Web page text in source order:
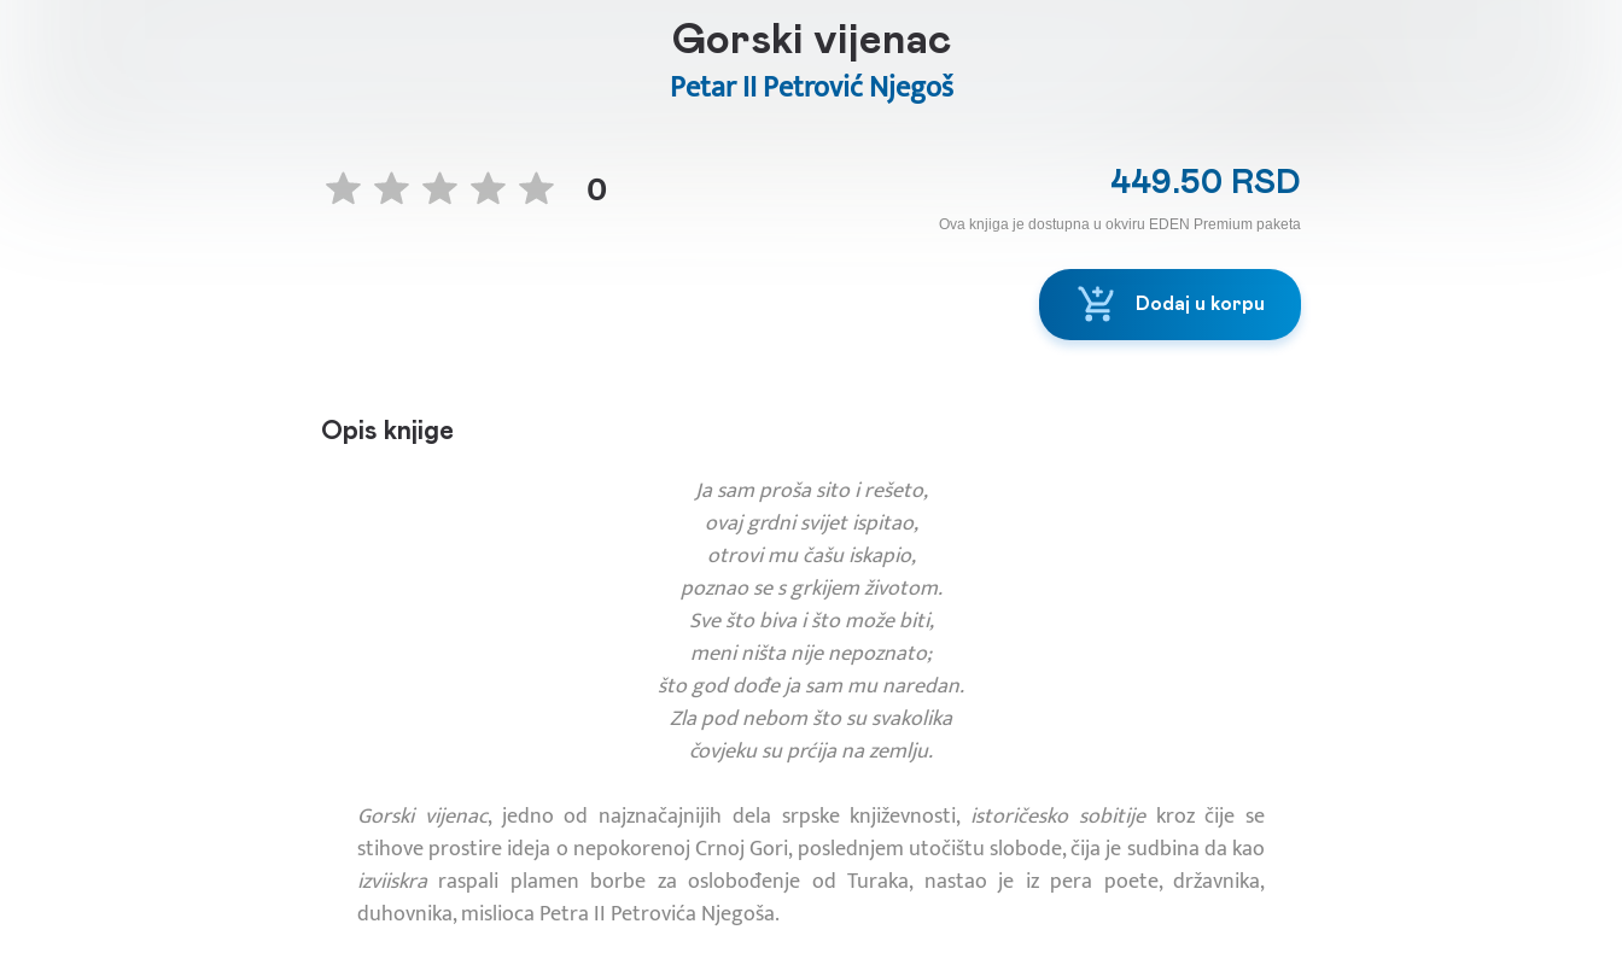
Gorski vijenac
Petar II Petrović Njegoš
0 449.50 RSD
Ova knjiga je dostupna u okviru EDEN Premium paketa
Dodaj u korpu
Opis knjige
Ja sam proša sito i rešeto,
ovaj grdni svijet ispitao,
otrovi mu čašu iskapio,
poznao se s grkijem životom.
Sve što biva i što može biti,
meni ništa nije nepoznato;
što god dođe ja sam mu naredan.
Zla pod nebom što su svakolika
čovjeku su prćija na zemlju.
Gorski vijenac, jedno od najznačajnijih dela srpske književnosti, istoričesko sobitijekroz čije se
stihove prostire ideja o nepokorenoj Crnoj Gori, poslednjem utočištu slobode, čija je sudbina da kao
izviiskra raspali plamen borbe za oslobođenje od Turaka, nastao je iz pera poete, državnika,
duhovnika, mislioca Petra II Petrovića Njegoša.